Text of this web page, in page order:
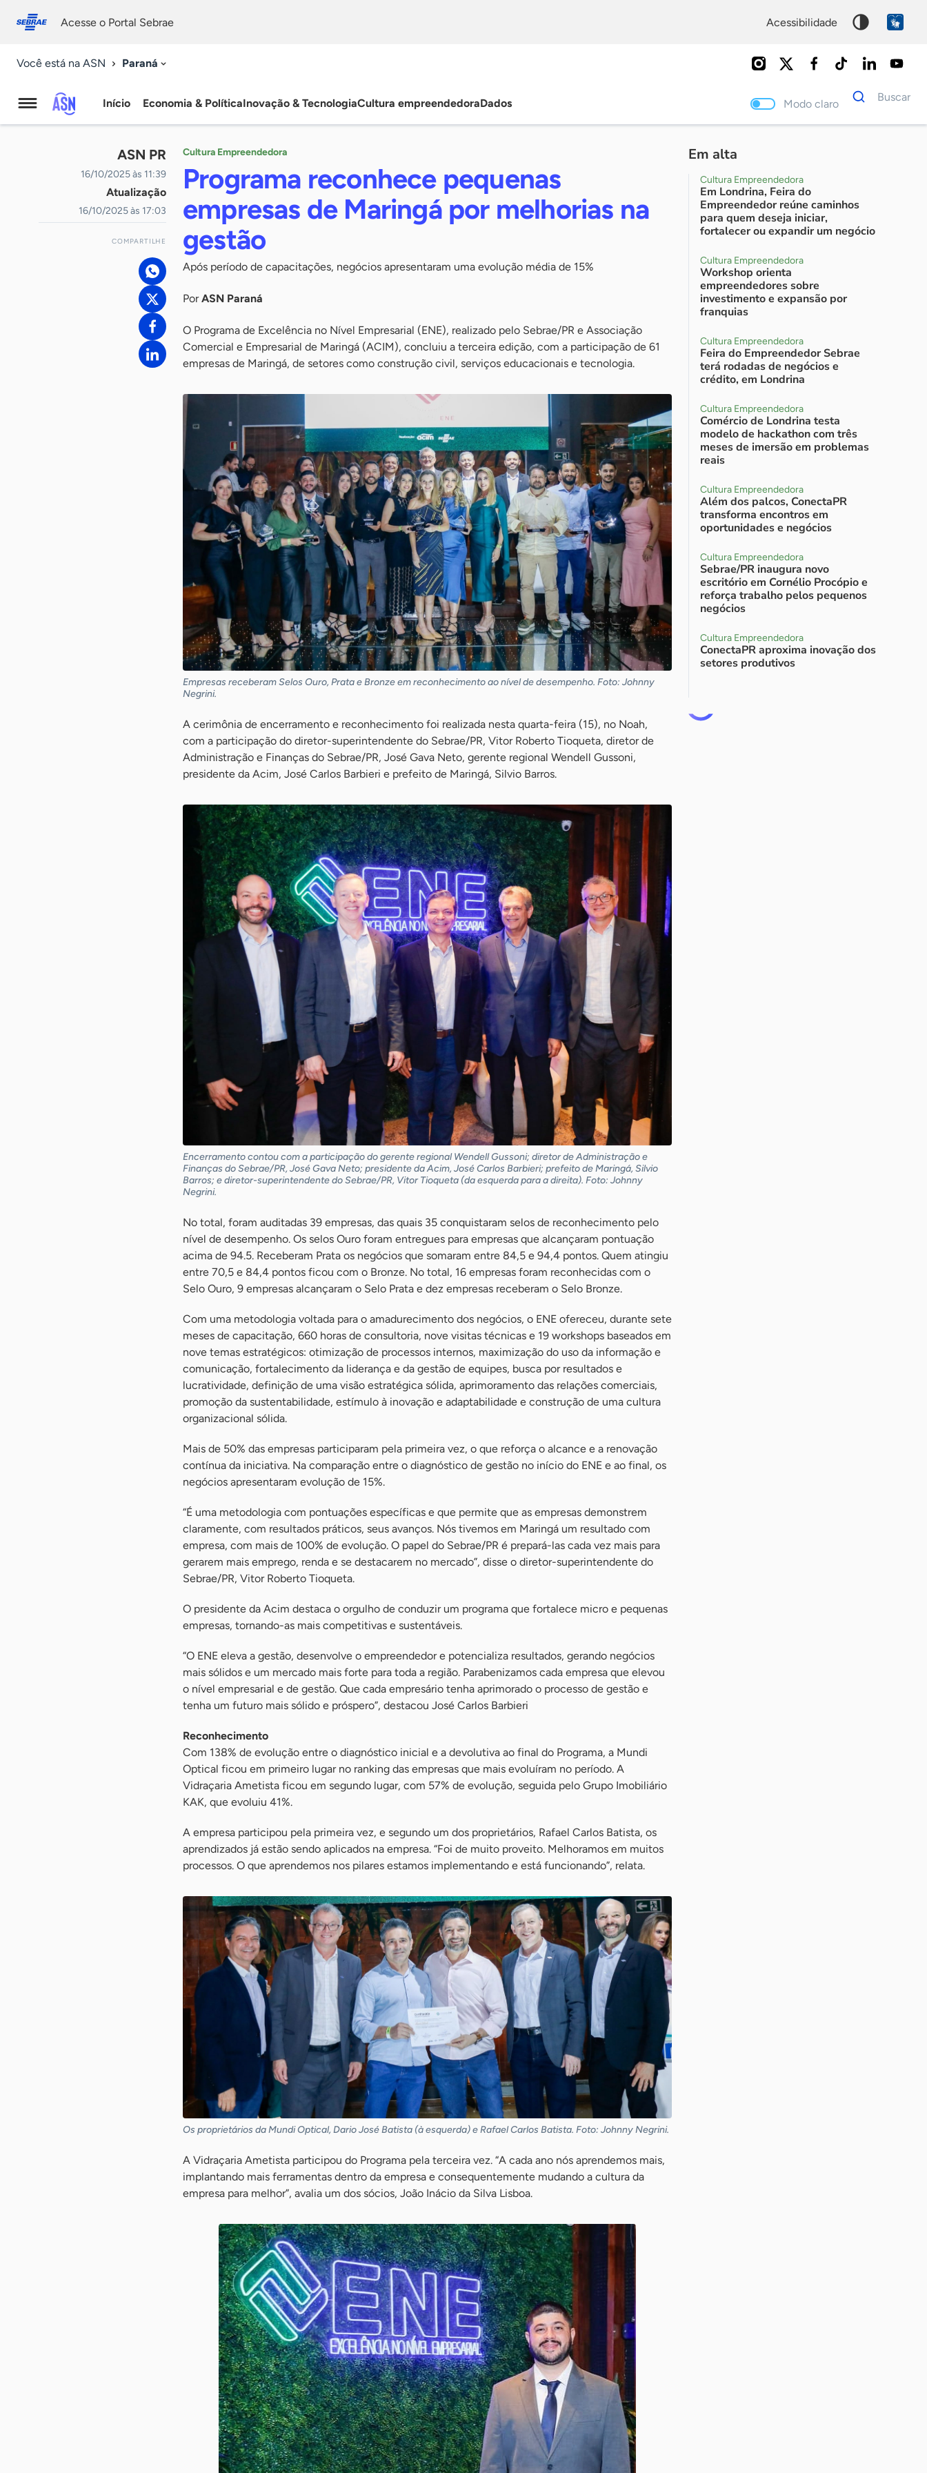
conosco
Acesse o Portal Sebrae acessibilidade
Você está na ASN Paraná
Agência
Sebrae
Notícias
Início Economia & PolíticaInovação & TecnologiaCultura empreendedoraDados Modo claro
Dados
para
Buscar
ASN PR
16/10/2025 às 11:39
Atualização
16/10/2025 às 17:03
COMPARTILHE
Cultura Empreendedora
Programa reconhece pequenas
empresas de Maringá por melhorias na
gestão
Após período de capacitações, negócios apresentaram uma evolução média de 15%
PorASN Paraná
O Programa de Excelência no Nível Empresarial (ENE), realizado pelo Sebrae/PR e Associação
Comercial e Empresarial de Maringá (ACIM), concluiu a terceira edição, com a participação de 61
empresas de Maringá, de setores como construção civil, serviços educacionais e tecnologia.
Empresas receberam Selos Ouro, Prata e Bronze em reconhecimento ao nível de desempenho. Foto: Johnny
Negrini.
A cerimônia de encerramento e reconhecimento foi realizada nesta quarta-feira (15), no Noah,
com a participação do diretor-superintendente do Sebrae/PR, Vitor Roberto Tioqueta, diretor de
Administração e Finanças do Sebrae/PR, José Gava Neto, gerente regional Wendell Gussoni,
presidente da Acim, José Carlos Barbieri e prefeito de Maringá, Silvio Barros.
Encerramento contou com a participação do gerente regional Wendell Gussoni; diretor de Administração e
Finanças do Sebrae/PR, José Gava Neto; presidente da Acim, José Carlos Barbieri; prefeito de Maringá, Silvio
Barros; e diretor-superintendente do Sebrae/PR, Vitor Tioqueta (da esquerda para a direita). Foto: Johnny
Negrini.
No total, foram auditadas 39 empresas, das quais 35 conquistaram selos de reconhecimento pelo
nível de desempenho. Os selos Ouro foram entregues para empresas que alcançaram pontuação
acima de 94.5. Receberam Prata os negócios que somaram entre 84,5 e 94,4 pontos. Quem atingiu
entre 70,5 e 84,4 pontos ficou com o Bronze. No total, 16 empresas foram reconhecidas com o
Selo Ouro, 9 empresas alcançaram o Selo Prata e dez empresas receberam o Selo Bronze.
Com uma metodologia voltada para o amadurecimento dos negócios, o ENE ofereceu, durante sete
meses de capacitação, 660 horas de consultoria, nove visitas técnicas e 19 workshops baseados em
nove temas estratégicos: otimização de processos internos, maximização do uso da informação e
comunicação, fortalecimento da liderança e da gestão de equipes, busca por resultados e
lucratividade, definição de uma visão estratégica sólida, aprimoramento das relações comerciais,
promoção da sustentabilidade, estímulo à inovação e adaptabilidade e construção de uma cultura
organizacional sólida.
Mais de 50% das empresas participaram pela primeira vez, o que reforça o alcance e a renovação
contínua da iniciativa. Na comparação entre o diagnóstico de gestão no início do ENE e ao final, os
negócios apresentaram evolução de 15%.
“É uma metodologia com pontuações específicas e que permite que as empresas demonstrem
claramente, com resultados práticos, seus avanços. Nós tivemos em Maringá um resultado com
empresa, com mais de 100% de evolução. O papel do Sebrae/PR é prepará-las cada vez mais para
gerarem mais emprego, renda e se destacarem no mercado”, disse o diretor-superintendente do
Sebrae/PR, Vitor Roberto Tioqueta.
O presidente da Acim destaca o orgulho de conduzir um programa que fortalece micro e pequenas
empresas, tornando-as mais competitivas e sustentáveis.
“O ENE eleva a gestão, desenvolve o empreendedor e potencializa resultados, gerando negócios
mais sólidos e um mercado mais forte para toda a região. Parabenizamos cada empresa que elevou
o nível empresarial e de gestão. Que cada empresário tenha aprimorado o processo de gestão e
tenha um futuro mais sólido e próspero”, destacou José Carlos Barbieri
Reconhecimento
Com 138% de evolução entre o diagnóstico inicial e a devolutiva ao final do Programa, a Mundi
Optical ficou em primeiro lugar no ranking das empresas que mais evoluíram no período. A
Vidraçaria Ametista ficou em segundo lugar, com 57% de evolução, seguida pelo Grupo Imobiliário
KAK, que evoluiu 41%.
A empresa participou pela primeira vez, e segundo um dos proprietários, Rafael Carlos Batista, os
aprendizados já estão sendo aplicados na empresa. “Foi de muito proveito. Melhoramos em muitos
processos. O que aprendemos nos pilares estamos implementando e está funcionando”, relata.
Os proprietários da Mundi Optical, Dario José Batista (à esquerda) e Rafael Carlos Batista. Foto: Johnny Negrini.
A Vidraçaria Ametista participou do Programa pela terceira vez. “A cada ano nós aprendemos mais,
implantando mais ferramentas dentro da empresa e consequentemente mudando a cultura da
empresa para melhor”, avalia um dos sócios, João Inácio da Silva Lisboa.
Em alta
Cultura Empreendedora
Em Londrina, Feira do
Empreendedor reúne caminhos
para quem deseja iniciar,
fortalecer ou expandir um negócio
Cultura Empreendedora
Workshop orienta
empreendedores sobre
investimento e expansão por
franquias
Cultura Empreendedora
Feira do Empreendedor Sebrae
terá rodadas de negócios e
crédito, em Londrina
Cultura Empreendedora
Comércio de Londrina testa
modelo de hackathon com três
meses de imersão em problemas
reais
Cultura Empreendedora
Além dos palcos, ConectaPR
transforma encontros em
oportunidades e negócios
Cultura Empreendedora
Sebrae/PR inaugura novo
escritório em Cornélio Procópio e
reforça trabalho pelos pequenos
negócios
Cultura Empreendedora
ConectaPR aproxima inovação dos
setores produtivos